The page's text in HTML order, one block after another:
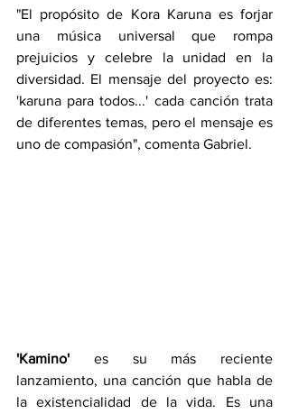
"El propósito de Kora Karuna es forjar
una música universal que rompa
prejuicios y celebre la unidad en la
diversidad. El mensaje del proyecto es:
'karuna para todos...' cada canción trata
de diferentes temas, pero el mensaje es
uno de compasión", comenta Gabriel.
'Kamino' es su más reciente
lanzamiento, una canción que habla de
la existencialidad de la vida. Es una